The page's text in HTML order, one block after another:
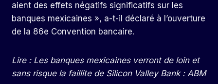
aient des effets négatifs significatifs sur les
banques mexicaines », a-t-il déclaré à l’ouverture
de la 86e Convention bancaire.
Lire : Les banques mexicaines verront de loin et
sans risque la faillite de Silicon Valley Bank : ABM